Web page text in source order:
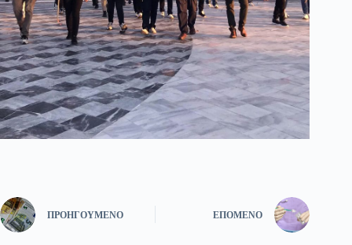
ΠΡΟΗΓΟΎΜΕΝΟ ΕΠΌΜΕΝΟ